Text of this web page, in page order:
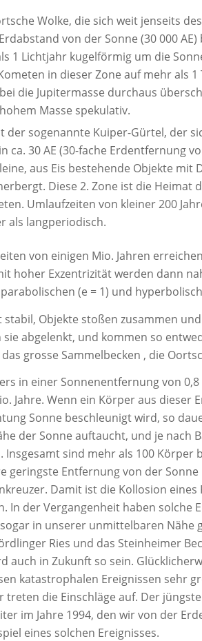
Wolke, die sich weit jenseits
von der Sonne (30 000 AE)
1 Lichtjahr kugelförmig um die
in dieser Zone auf mehr als 1
die Jupitermasse durchaus
Masse spekulativ.
der sogenannte Kuiper-Gürtel, der
ca. 30 AE (30-fache Erdentfernung
aus Eis bestehende Objekte mit
Diese 2. Zone ist die Heimat
Umlaufzeiten von kleiner 200
als langperiodisch.
von einigen Mio. Jahren
hoher Exzentrizität werden dann
(e = 1) und
Objekte stoßen zusammen
abgelenkt, und kommen so
grosse Sammelbecken , die
in einer Sonnenentfernung von
Jahre. Wenn ein Körper aus dieser
Sonne beschleunigt wird, so
der Sonne auftaucht, und je nach
Insgesamt sind mehr als 100 Körper
geringste Entfernung von der Sonne
Damit ist die Kollosion
In der Vergangenheit haben solche
in unserer unmittelbaren Nähe
Ries und das Steinheimer
auch in Zukunft so sein.
katastrophalen Ereignissen sehr
treten die Einschläge auf. Der jüngste
im Jahre 1994, den wir von der
eines solchen Ereignisses.